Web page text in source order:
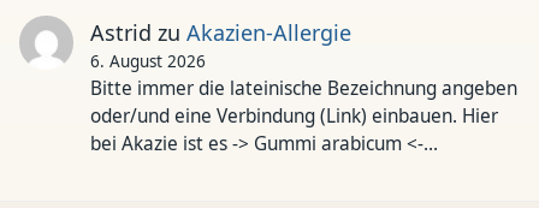
Astrid zu Akazien-Allergie
6. August 2026
Bitte immer die lateinische Bezeichnung angeben
oder/und eine Verbindung (Link) einbauen. Hier
bei Akazie ist es -> Gummi arabicum <-…